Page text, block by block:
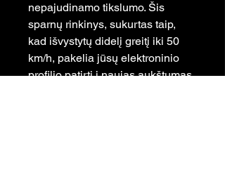
nepajudinamo tikslumo. Šis
sparnų rinkinys, sukurtas taip,
kad išvystytų didelį greitį iki 50
km/h, pakelia jūsų elektroninio
profilio patirtį į naujas aukštumas.